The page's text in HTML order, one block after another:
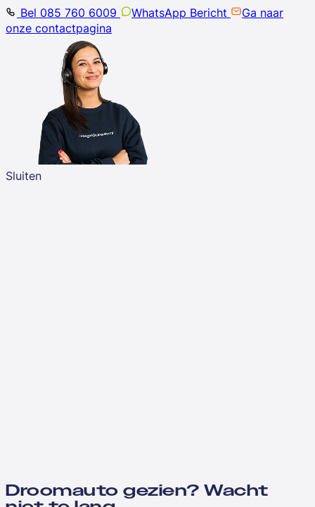
Bel 085 760 6009
WhatsApp Bericht
Ga naar
onze contactpagina
Sluiten
Droomauto gezien? Wacht